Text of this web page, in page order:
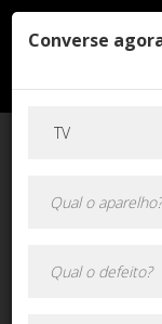
Converse